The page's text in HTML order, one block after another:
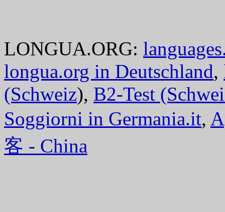
LONGUA.ORG:
longua.org in Deutschland,
(Schweiz), B2-Test
Soggiorni in Germania.it,
客 - China